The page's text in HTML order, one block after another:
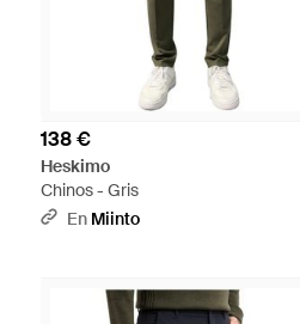
138 €
Heskimo
Chinos - Gris
En Miinto